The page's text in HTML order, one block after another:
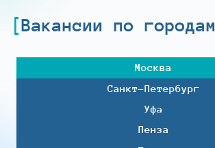
Вакансии по городам
Москва
Санкт-Петербург
Уфа
Пенза